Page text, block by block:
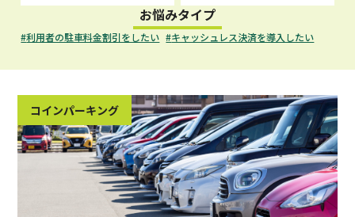
お悩みタイプ
利用者の駐車料金割引をしたい キャッシュレス決済を導入したい
コインパーキング